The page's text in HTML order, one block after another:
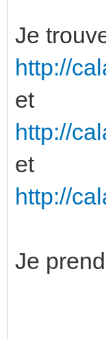
Je
http://
et
http://
et
http://
Je